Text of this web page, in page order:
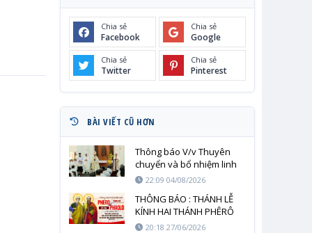
Chia sẻ
Facebook
Chia sẻ
Google
Chia sẻ
Twitter
Chia sẻ
Pinterest
BÀI VIẾT CŨ HƠN
Thông báo V/v Thuyên
chuyển và bổ nhiệm linh
mục năm 2026
22:09 04/08/2026
THÔNG BÁO : THÁNH LỄ
KÍNH HAI THÁNH PHÊRÔ
VÀ PHAOLÔ
20:18 27/06/2026